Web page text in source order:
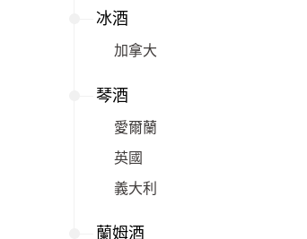
冰酒
加拿大
琴酒
愛爾蘭
英國
義大利
蘭姆酒